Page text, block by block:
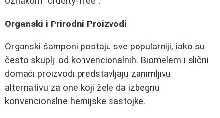
Organski i Prirodni Proizvodi
Organski šamponi postaju sve popularniji, iako su
često skuplji od konvencionalnih. Biomelem i slični
domaći proizvodi predstavljaju zanimljivu
alternativu za one koji žele da izbegnu
konvencionalne hemijske sastojke.